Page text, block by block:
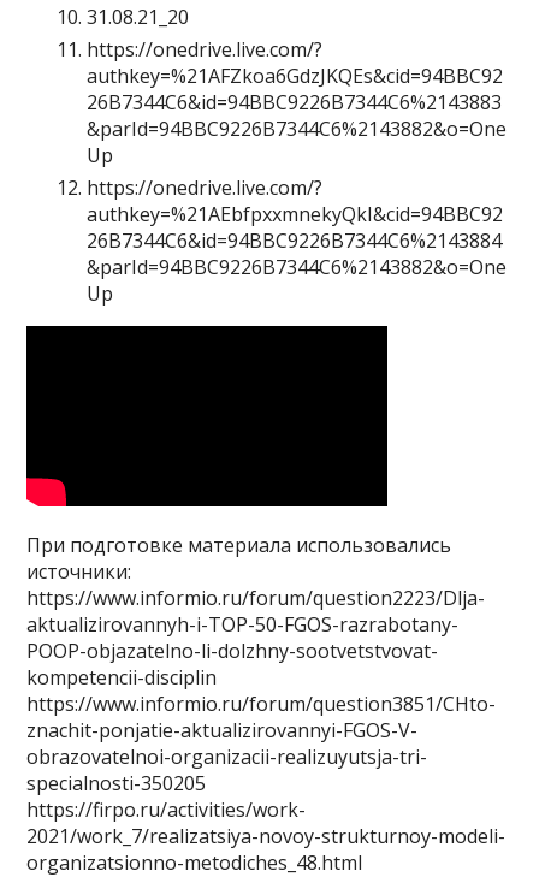
31.08.21_20
https://onedrive.live.com/?
authkey=%21AFZkoa6GdzJKQEs&cid=94BBC92
26B7344C6&id=94BBC9226B7344C6%2143883
&parId=94BBC9226B7344C6%2143882&o=One
Up
https://onedrive.live.com/?
authkey=%21AEbfpxxmnekyQkI&cid=94BBC92
26B7344C6&id=94BBC9226B7344C6%2143884
&parId=94BBC9226B7344C6%2143882&o=One
Up
При подготовке материала использовались
источники:
https://www.informio.ru/forum/question2223/Dlja-
aktualizirovannyh-i-TOP-50-FGOS-razrabotany-
POOP-objazatelno-li-dolzhny-sootvetstvovat-
kompetencii-disciplin
https://www.informio.ru/forum/question3851/CHto-
znachit-ponjatie-aktualizirovannyi-FGOS-V-
obrazovatelnoi-organizacii-realizuyutsja-tri-
specialnosti-350205
https://firpo.ru/activities/work-
2021/work_7/realizatsiya-novoy-strukturnoy-modeli-
organizatsionno-metodiches_48.html